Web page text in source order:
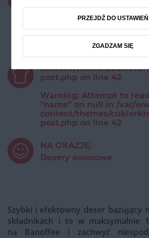
: Undefined
content/themes/
post.php on line 42
Warning: Attempt to
"name" on null in /var/
content/themes/
post.php on line 42
NA OKAZJĘ:
Desery owocowe
Szybki i efektowny deser bazujący
składnikach i to w maksymalnie
na Banoffee i zachwyć
PRZEJDŹ DO USTAWIEŃ
ZGADZAM SIĘ